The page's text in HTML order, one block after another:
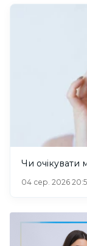
Чи очікувати
04 сер. 2026